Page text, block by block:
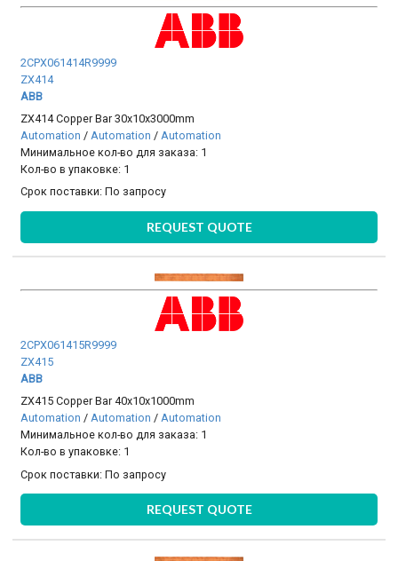
2CPX061414R9999
ZX414
ABB
ZX414 Copper Bar 30x10x3000mm
Automation / Automation / Automation
Минимальное кол-во для заказа: 1
Кол-во в упаковке: 1
Срок поставки:По запросу
REQUEST QUOTE
2CPX061415R9999
ZX415
ABB
ZX415 Copper Bar 40x10x1000mm
Automation /Automation /Automation
Минимальное кол-во для заказа: 1
Кол-во в упаковке: 1
Срок поставки:По запросу
REQUEST QUOTE